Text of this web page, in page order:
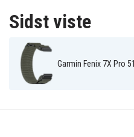
Sidst viste
Garmin Fenix 7X Pro